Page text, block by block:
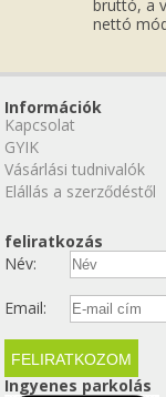
bruttó, a
nettó
Információk
Kapcsolat
GYIK
Vásárlási tudnivalók
Elállás a szerződéstől
feliratkozás
Név:
Email:
Ingyenes parkolás